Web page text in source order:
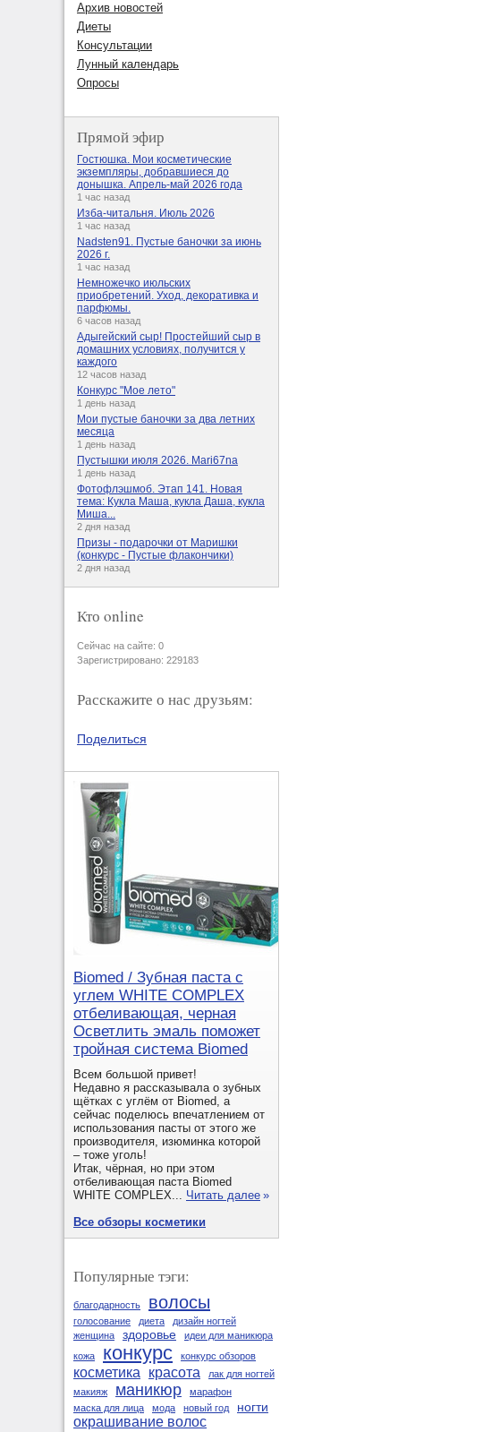
Архив новостей
Диеты
Консультации
Лунный календарь
Опросы
Прямой эфир
Гостюшка. Мои косметические
экземпляры, добравшиеся до
донышка. Апрель-май 2026 года
1 час назад
Изба-читальня. Июль 2026
1 час назад
Nadsten91. Пустые баночки за июнь
2026 г.
1 час назад
Немножечко июльских
приобретений. Уход, декоративка и
парфюмы.
6 часов назад
Адыгейский сыр! Простейший сыр в
домашних условиях, получится у
каждого
12 часов назад
Конкурс "Мое лето"
1 день назад
Мои пустые баночки за два летних
месяца
1 день назад
Пустышки июля 2026. Mari67na
1 день назад
Фотофлэшмоб. Этап 141. Новая
тема: Кукла Маша, кукла Даша, кукла
Миша...
2 дня назад
Призы - подарочки от Маришки
(конкурс - Пустые флакончики)
2 дня назад
Кто online
Сейчас на сайте: 0
Зарегистрировано: 229183
Расскажите о нас друзьям:
Поделиться
Biomed / Зубная паста с
углем WHITE COMPLEX
отбеливающая, черная
Осветлить эмаль поможет
тройная система Biomed
Всем большой привет!
Недавно я рассказывала о зубных
щётках с углём от Biomed, а
сейчас поделюсь впечатлением от
использования пасты от этого же
производителя, изюминка которой
– тоже уголь!
Итак, чёрная, но при этом
отбеливающая паста Biomed
WHITE COMPLEX... Читать далее »
Все обзоры косметики
Популярные тэги:
благодарность волосы
голосование диета
дизайн ногтей
женщина
здоровье
идеи для маникюра
кожа
конкурс конкурс обзоров
косметика красота
лак для ногтей
макияж
маникюр
марафон
маска для лица
мода новый год ногти
окрашивание волос